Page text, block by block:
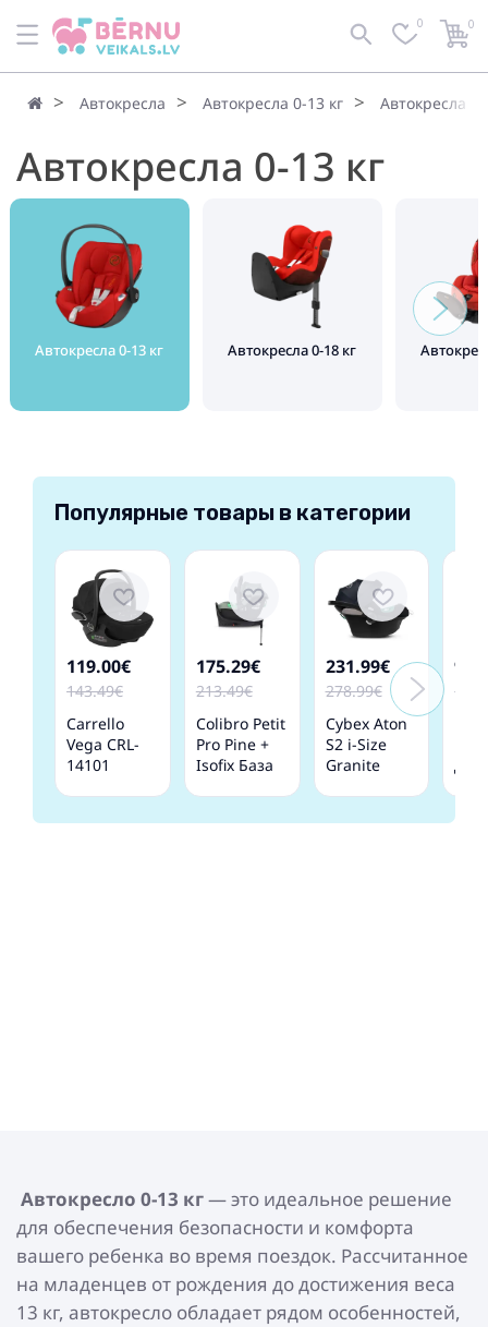
0 0
Автокресла Автокресла 0-13 кг Автокресла 0-
Автокресла 0-13 кг
Автокресла 0-13 кг Автокресла 0-18 кг
Популярные товары в категории
119.00€
143.49€
Carrello
Vega CRL-
14101
Детское
175.29€
213.49€
Colibro Petit
Pro Pine +
Isofix База
0-13 кг
231.99€
278.99€
Cybex Aton
S2 i-Size
Granite
автокресло
Автокресло 0-13 кг— это идеальное решение
для обеспечения безопасности и комфорта
вашего ребенка во время поездок. Рассчитанное
на младенцев от рождения до достижения веса
13 кг, автокресло обладает рядом особенностей,